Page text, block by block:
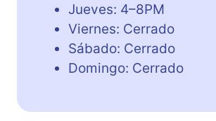
Jueves: 4–8PM
Viernes: Cerrado
Sábado: Cerrado
Domingo: Cerrado